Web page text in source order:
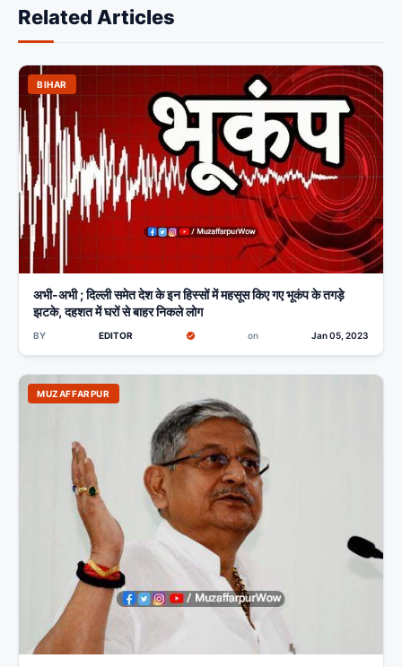
Related Articles
BIHAR
अभी-अभी ; दिल्ली समेत देश के इन हिस्सों में महसूस किए गए भूकंप के तगड़े
झटके, दहशत में घरों से बाहर निकले लोग
BY EDITOR on Jan 05, 2023
MUZAFFARPUR